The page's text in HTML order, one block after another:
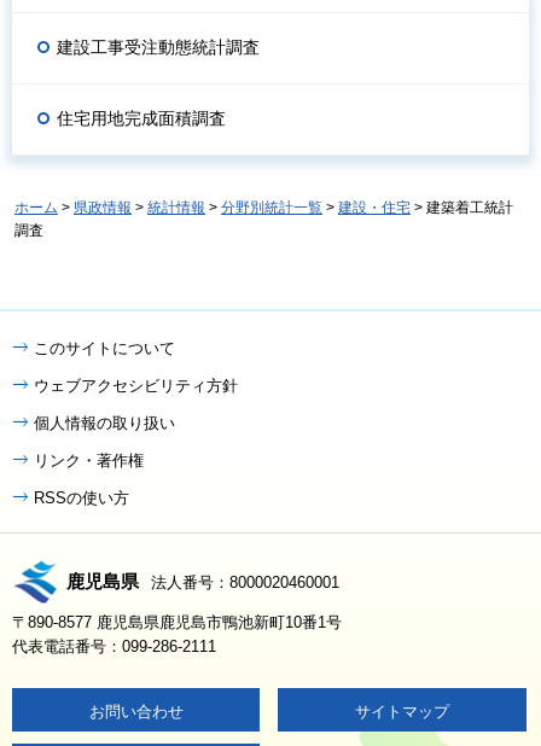
建設工事受注動態統計調査
住宅用地完成面積調査
ホーム > 県政情報 > 統計情報 > 分野別統計一覧 > 建設・住宅 > 建築着工統計
調査
このサイトについて
ウェブアクセシビリティ方針
個人情報の取り扱い
リンク・著作権
RSSの使い方
鹿児島県 法人番号：8000020460001
〒890-8577 鹿児島県鹿児島市鴨池新町10番1号
代表電話番号：099-286-2111
お問い合わせ サイトマップ